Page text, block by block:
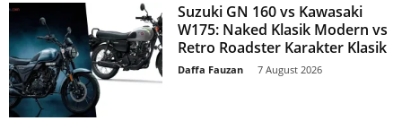
Suzuki GN 160 vs Kawasaki
W175: Naked Klasik Modern vs
Retro Roadster Karakter Klasik
Daffa Fauzan 7 August 2026